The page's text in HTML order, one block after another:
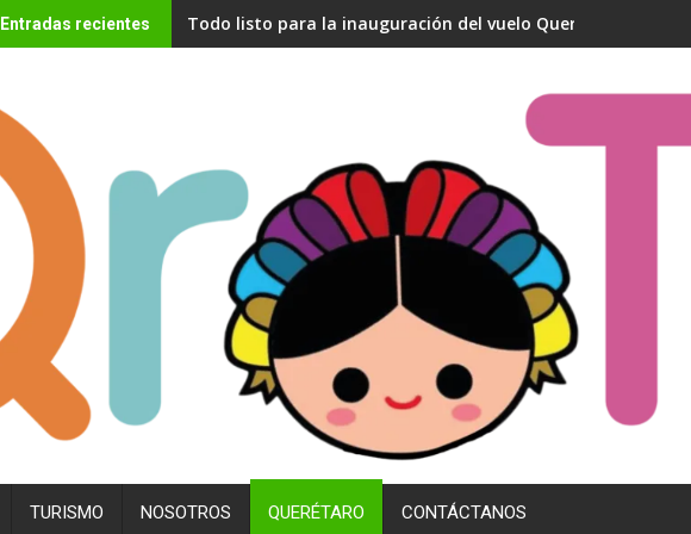
Entradas recientes Todo listo para la inauguración del vuelo Querétaro-
TURISMO NOSOTROS QUERÉTARO CONTÁCTANOS